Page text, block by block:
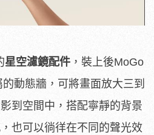
星空濾鏡配件 ，裝上後MoGo
動態牆，可將畫面放大三到
到空間中，搭配寧靜的背景
也可以徜徉在不同的聲光效